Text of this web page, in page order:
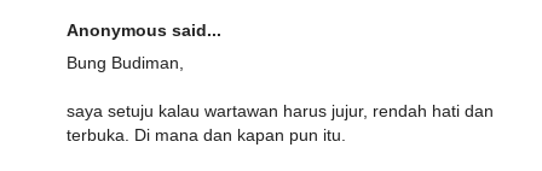
Anonymous said...
Bung Budiman,
saya setuju kalau wartawan harus jujur, rendah hati dan
terbuka. Di mana dan kapan pun itu.